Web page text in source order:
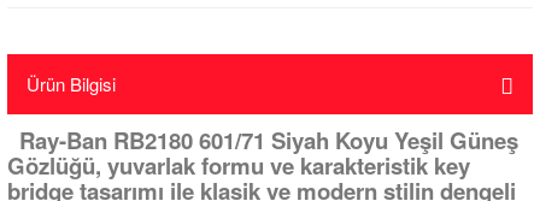
Ürün Bilgisi
Ray-Ban RB2180 601/71 Siyah Koyu Yeşil Güneş
Gözlüğü, yuvarlak formu ve karakteristik key
bridge tasarımı ile klasik ve modern stilin dengeli